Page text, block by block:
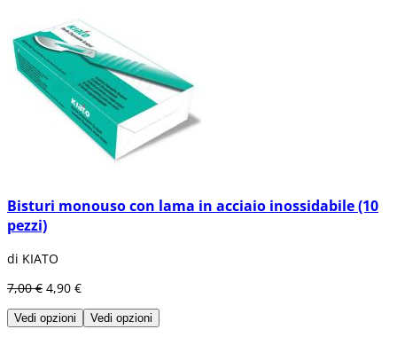
Bisturi monouso con lama in acciaio inossidabile (10
pezzi)
di KIATO
7,00 € 4,90 €
Vedi opzioni Vedi opzioni